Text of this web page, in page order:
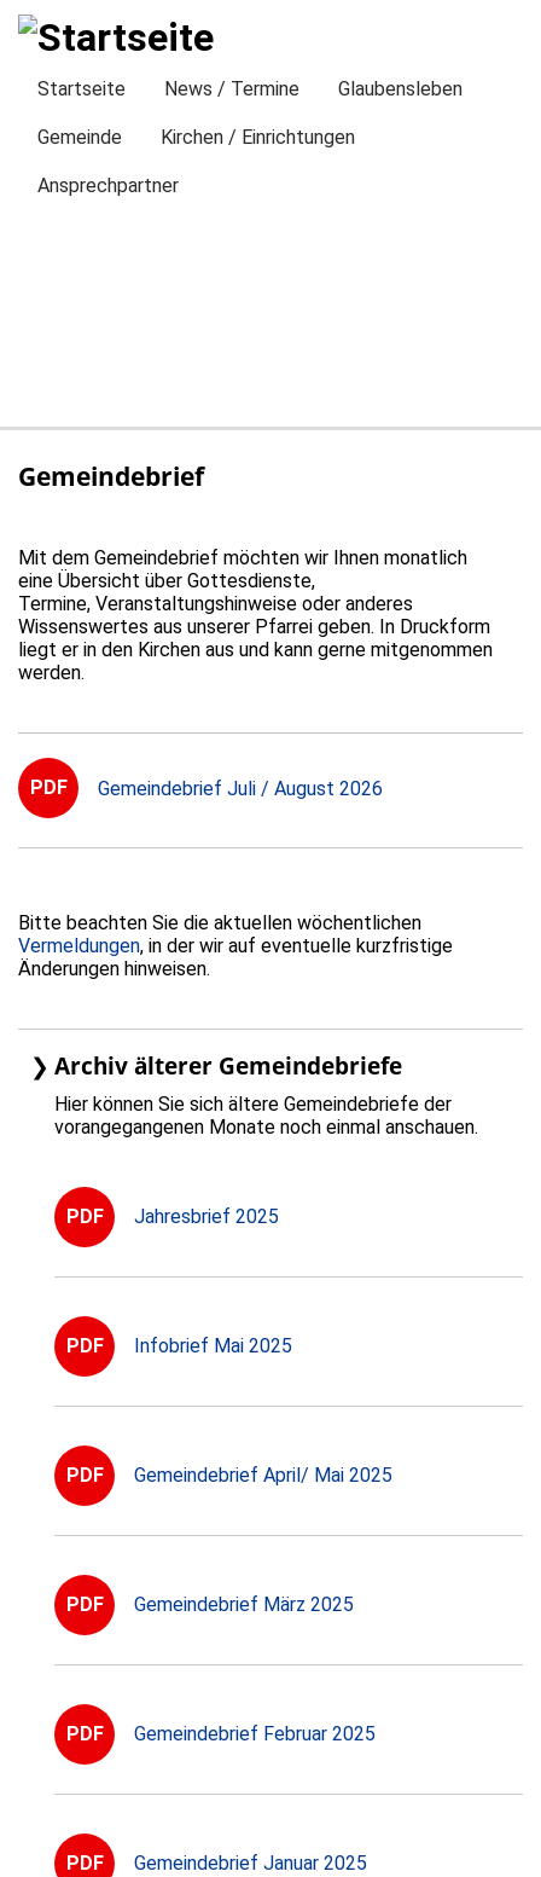
Direkt
zum
Inhalt
Startseite
News / Termine Glaubensleben
Gemeinde Kirchen / Einrichtungen
Ansprechpartner
Gemeindebrief
Mit dem Gemeindebrief möchten wir Ihnen monatlich
eine Übersicht über Gottesdienste,
Termine, Veranstaltungshinweise oder anderes
Wissenswertes aus unserer Pfarrei geben. In Druckform
liegt er in den Kirchen aus und kann gerne mitgenommen
werden.
PDF Gemeindebrief Juli / August 2026
Bitte beachten Sie die aktuellen wöchentlichen
Vermeldungen, in der wir auf eventuelle kurzfristige
Änderungen hinweisen.
Archiv älterer Gemeindebriefe
Hier können Sie sich ältere Gemeindebriefe der
vorangegangenen Monate noch einmal anschauen.
PDF Jahresbrief 2025
PDF Infobrief Mai 2025
PDF Gemeindebrief April/ Mai 2025
PDF Gemeindebrief März 2025
PDF Gemeindebrief Februar 2025
PDF Gemeindebrief Januar 2025